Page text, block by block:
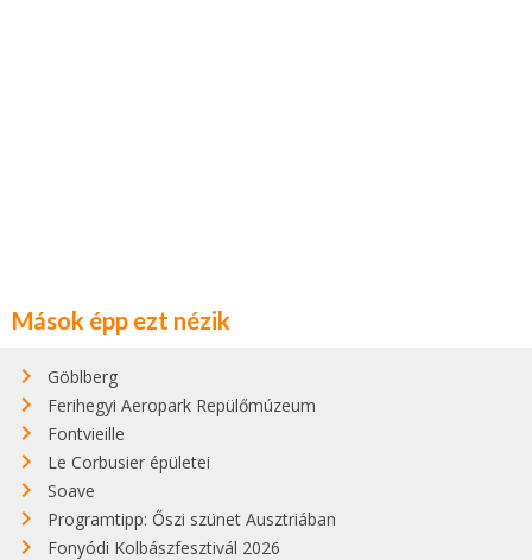
Mások épp ezt nézik
Göblberg
Ferihegyi Aeropark Repülőmúzeum
Fontvieille
Le Corbusier épületei
Soave
Programtipp: Őszi szünet Ausztriában
Fonyódi Kolbászfesztivál 2026